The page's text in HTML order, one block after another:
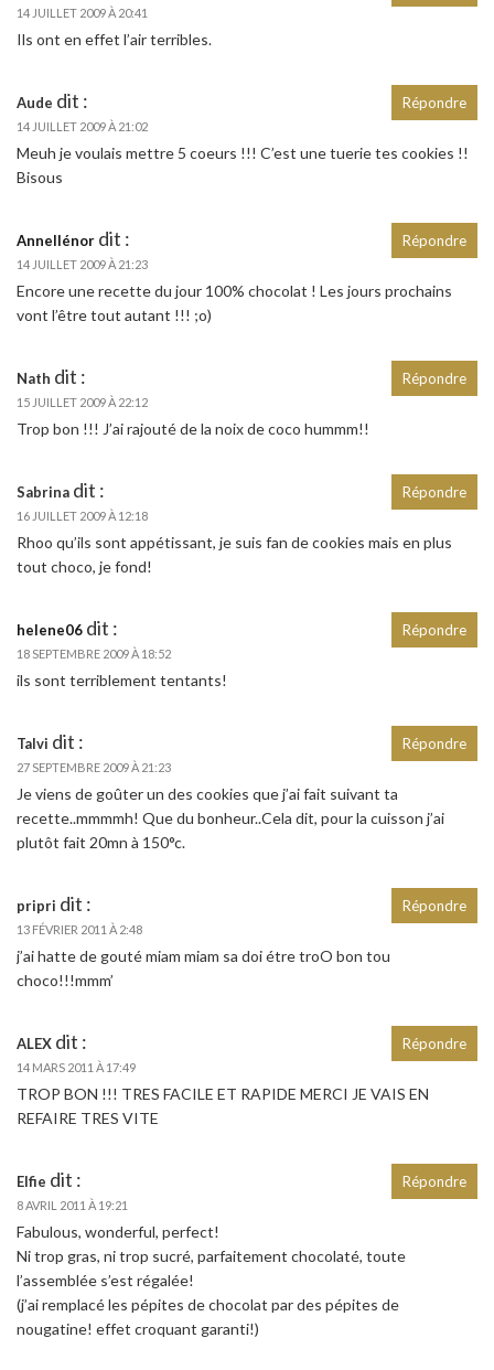
14 JUILLET 2009 À 20:41
Ils ont en effet l’air terribles.
Aude dit :
14 JUILLET 2009 À 21:02
Meuh je voulais mettre 5 coeurs !!! C’est une tuerie tes cookies !!
Bisous
Répondre
Annellénor dit :
14 JUILLET 2009 À 21:23
Encore une recette du jour 100% chocolat ! Les jours prochains
vont l’être tout autant !!! ;o)
Répondre
Nath dit :
15 JUILLET 2009 À 22:12
Trop bon !!! J’ai rajouté de la noix de coco hummm!!
Répondre
Sabrina dit :
16 JUILLET 2009 À 12:18
Rhoo qu’ils sont appétissant, je suis fan de cookies mais en plus
tout choco, je fond!
Répondre
helene06 dit :
18 SEPTEMBRE 2009 À 18:52
ils sont terriblement tentants!
Répondre
Talvi dit :
27 SEPTEMBRE 2009 À 21:23
Je viens de goûter un des cookies que j’ai fait suivant ta
recette..mmmmh! Que du bonheur..Cela dit, pour la cuisson j’ai
plutôt fait 20mn à 150°c.
Répondre
pripri dit :
13 FÉVRIER 2011 À 2:48
j’ai hatte de gouté miam miam sa doi étre troO bon tou
choco!!!mmm’
Répondre
ALEX dit :
14 MARS 2011 À 17:49
TROP BON !!! TRES FACILE ET RAPIDE MERCI JE VAIS EN
REFAIRE TRES VITE
Répondre
Elfie dit :
8 AVRIL 2011 À 19:21
Fabulous, wonderful, perfect!
Ni trop gras, ni trop sucré, parfaitement chocolaté, toute
l’assemblée s’est régalée!
(j’ai remplacé les pépites de chocolat par des pépites de
nougatine! effet croquant garanti!)
Répondre